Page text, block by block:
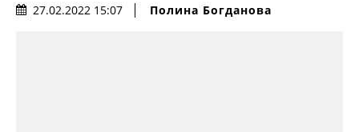
27.02.2022 15:07 Полина Богданова